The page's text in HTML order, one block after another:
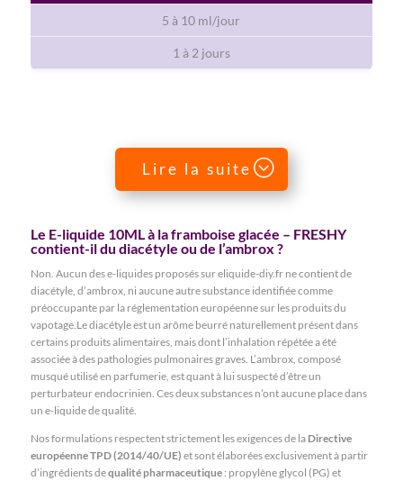
5 à 10 ml/jour
1 à 2 jours
Lire la suite
Le E-liquide 10ML à la framboise glacée – FRESHY
contient-il du diacétyle ou de l’ambrox ?
Non. Aucun des e-liquides proposés sur eliquide-diy.fr ne contient de
diacétyle, d’ambrox, ni aucune autre substance identifiée comme
préoccupante par la réglementation européenne sur les produits du
vapotage.Le diacétyle est un arôme beurré naturellement présent dans
certains produits alimentaires, mais dont l’inhalation répétée a été
associée à des pathologies pulmonaires graves. L’ambrox, composé
musqué utilisé en parfumerie, est quant à lui suspecté d’être un
perturbateur endocrinien. Ces deux substances n’ont aucune place dans
un e-liquide de qualité.
Nos formulations respectent strictement les exigences de la Directive
européenne TPD (2014/40/UE) et sont élaborées exclusivement à partir
d’ingrédients dequalité pharmaceutique: propylène glycol (PG) et